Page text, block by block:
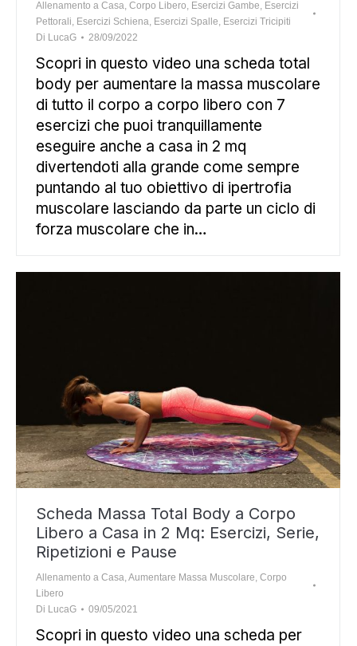
Allenamento a Casa, Corpo Libero, Esercizi Gambe, Esercizi
Pettorali, Esercizi Schiena, Esercizi Spalle, Esercizi Tricipiti
Di LucaG 28/09/2022
Scopri in questo video una scheda total
body per aumentare la massa muscolare
di tutto il corpo a corpo libero con 7
esercizi che puoi tranquillamente
eseguire anche a casa in 2 mq
divertendoti alla grande come sempre
puntando al tuo obiettivo di ipertrofia
muscolare lasciando da parte un ciclo di
forza muscolare che in…
Scheda Massa Total Body a Corpo
Libero a Casa in 2 Mq: Esercizi, Serie,
Ripetizioni e Pause
Allenamento a Casa,Aumentare Massa Muscolare, Corpo
Libero
Di LucaG 09/05/2021
Scopri in questo video una scheda per